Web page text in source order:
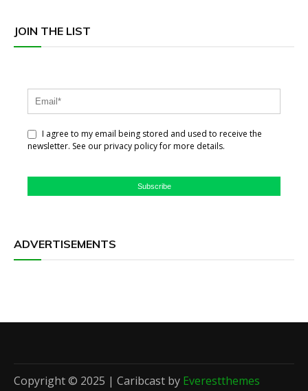
JOIN THE LIST
I agree to my email being stored and used to receive the
newsletter. See our privacy policy for more details.
Subscribe
ADVERTISEMENTS
Copyright © 2025 | Caribcast by Everestthemes